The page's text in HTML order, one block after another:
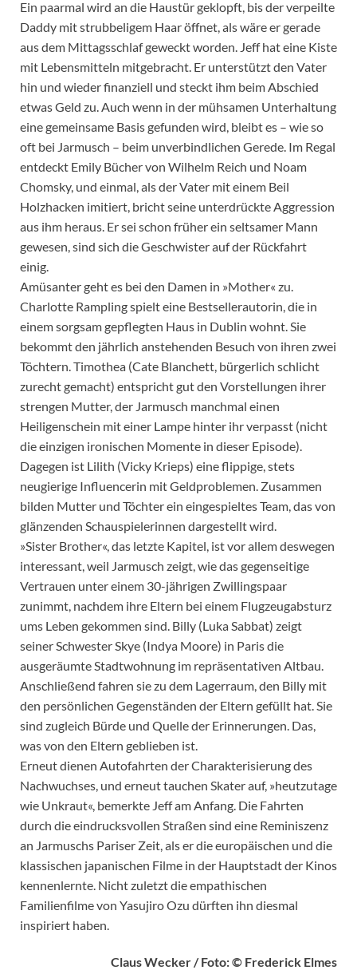
Ein paarmal wird an die Haustür geklopft, bis der verpeilte
Daddy mit strubbeligem Haar öffnet, als wäre er gerade
aus dem Mittagsschlaf geweckt worden. Jeff hat eine Kiste
mit Lebensmitteln mitgebracht. Er unterstützt den Vater
hin und wieder finanziell und steckt ihm beim Abschied
etwas Geld zu. Auch wenn in der mühsamen Unterhaltung
eine gemeinsame Basis gefunden wird, bleibt es – wie so
oft bei Jarmusch – beim unverbindlichen Gerede. Im Regal
entdeckt Emily Bücher von Wilhelm Reich und Noam
Chomsky, und einmal, als der Vater mit einem Beil
Holzhacken imitiert, bricht seine unterdrückte Aggression
aus ihm heraus. Er sei schon früher ein seltsamer Mann
gewesen, sind sich die Geschwister auf der Rückfahrt
einig.
Amüsanter geht es bei den Damen in »Mother« zu.
Charlotte Rampling spielt eine Bestsellerautorin, die in
einem sorgsam gepflegten Haus in Dublin wohnt. Sie
bekommt den jährlich anstehenden Besuch von ihren zwei
Töchtern. Timothea (Cate Blanchett, bürgerlich schlicht
zurecht gemacht) entspricht gut den Vorstellungen ihrer
strengen Mutter, der Jarmusch manchmal einen
Heiligenschein mit einer Lampe hinter ihr verpasst (nicht
die einzigen ironischen Momente in dieser Episode).
Dagegen ist Lilith (Vicky Krieps) eine flippige, stets
neugierige Influencerin mit Geldproblemen. Zusammen
bilden Mutter und Töchter ein eingespieltes Team, das von
glänzenden Schauspielerinnen dargestellt wird.
»Sister Brother«, das letzte Kapitel, ist vor allem deswegen
interessant, weil Jarmusch zeigt, wie das gegenseitige
Vertrauen unter einem 30-jährigen Zwillingspaar
zunimmt, nachdem ihre Eltern bei einem Flugzeugabsturz
ums Leben gekommen sind. Billy (Luka Sabbat) zeigt
seiner Schwester Skye (Indya Moore) in Paris die
ausgeräumte Stadtwohnung im repräsentativen Altbau.
Anschließend fahren sie zu dem Lagerraum, den Billy mit
den persönlichen Gegenständen der Eltern gefüllt hat. Sie
sind zugleich Bürde und Quelle der Erinnerungen. Das,
was von den Eltern geblieben ist.
Erneut dienen Autofahrten der Charakterisierung des
Nachwuchses, und erneut tauchen Skater auf, »heutzutage
wie Unkraut«, bemerkte Jeff am Anfang. Die Fahrten
durch die eindrucksvollen Straßen sind eine Reminiszenz
an Jarmuschs Pariser Zeit, als er die europäischen und die
klassischen japanischen Filme in der Hauptstadt der Kinos
kennenlernte. Nicht zuletzt die empathischen
Familienfilme von Yasujiro Ozu dürften ihn diesmal
inspiriert haben.
Claus Wecker / Foto: © Frederick Elmes